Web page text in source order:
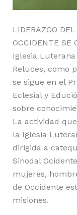
LIDERAZGO
OCCIDENTE SE
Iglesia
Reluces, como
se sigue en el
Eclesial y
sobre
La actividad
la Iglesia
dirigida a
Sinodal
mujeres,
de Occidente
misiones.